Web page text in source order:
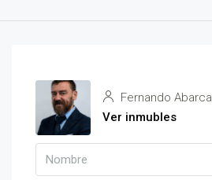
Fernando Abarca
Ver inmubles